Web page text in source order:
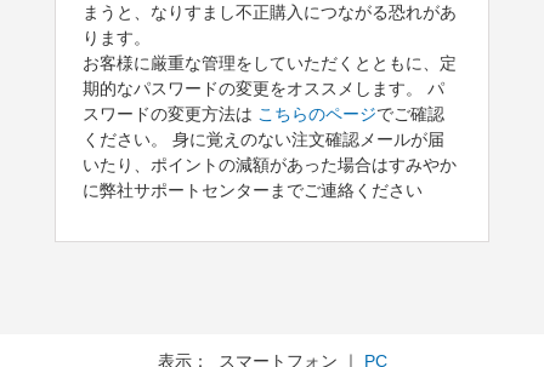
まうと、なりすまし不正購入につながる恐れがあ
ります。
お客様に厳重な管理をしていただくとともに、定
期的なパスワードの変更をオススメします。 パ
スワードの変更方法は こちらのページでご確認
ください。 身に覚えのない注文確認メールが届
いたり、ポイントの減額があった場合はすみやか
に弊社サポートセンターまでご連絡ください
表示： スマートフォン ｜ PC